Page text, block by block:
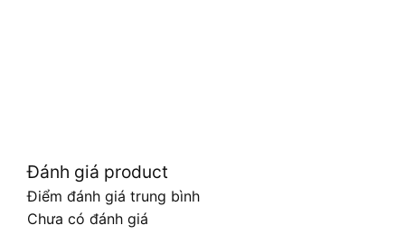
Đánh giá product
Điểm đánh giá trung bình
Chưa có đánh giá